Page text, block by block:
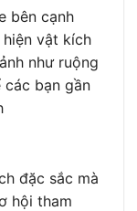
bên cạnh
vật kích
như ruộng
các bạn gần
đặc sắc mà
hội tham